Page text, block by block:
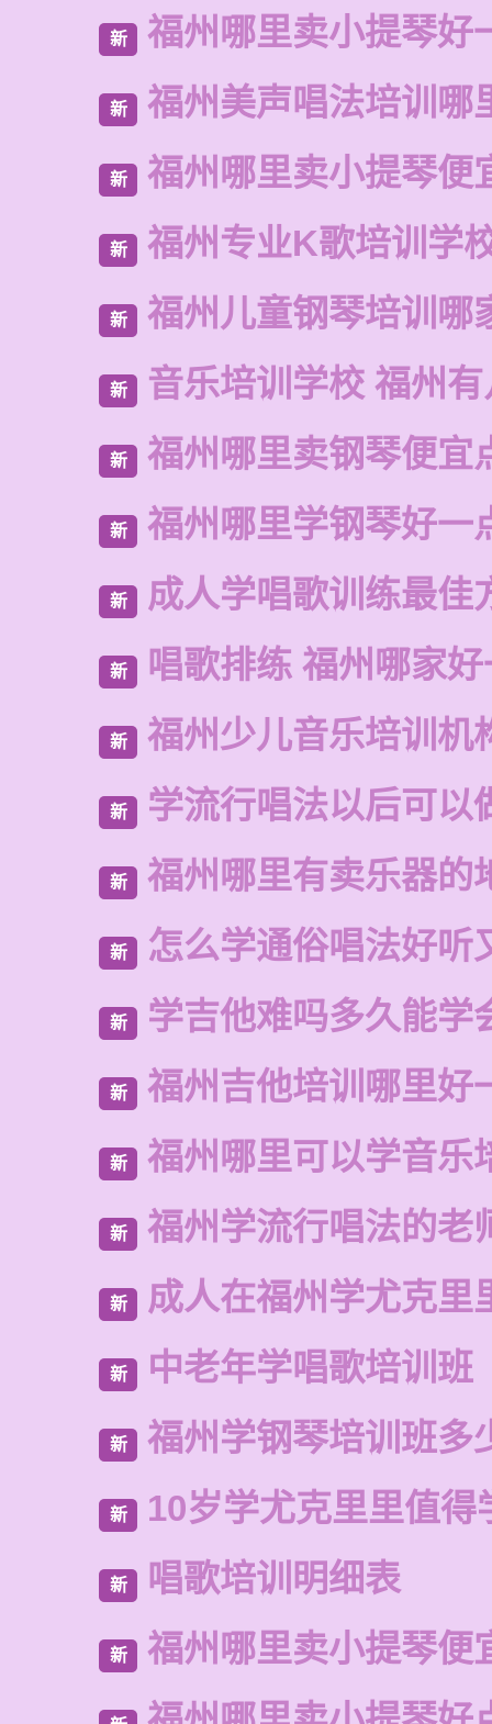
新 福州哪里卖小提琴好
新 福州美声唱法培训哪
新 福州哪里卖小提琴便
新 福州专业K歌培训学
新 福州儿童钢琴培训哪
新 音乐培训学校 福州
新 福州哪里卖钢琴便宜
新 福州哪里学钢琴好一
新 成人学唱歌训练最佳
新 唱歌排练 福州哪家
新 福州少儿音乐培训机
新 学流行唱法以后可以
新 福州哪里有卖乐器的
新 怎么学通俗唱法好听
新 学吉他难吗多久能学
新 福州吉他培训哪里好
新 福州哪里可以学音乐
新 福州学流行唱法的老
新 成人在福州学尤克里
新 中老年学唱歌培训班
新 福州学钢琴培训班多
新 10岁学尤克里里值得
新 唱歌培训明细表
新 福州哪里卖小提琴便